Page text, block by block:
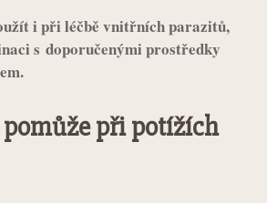
i při léčbě vnitřních parazitů,
s doporučenými prostředky
při potížích